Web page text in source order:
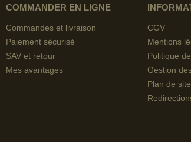
COMMANDER EN LIGNE
Commandes et livraison
Paiement sécurisé
SAV et retour
Mes avantages
CGV
Mentions
Politique
Gestion
Plan de site